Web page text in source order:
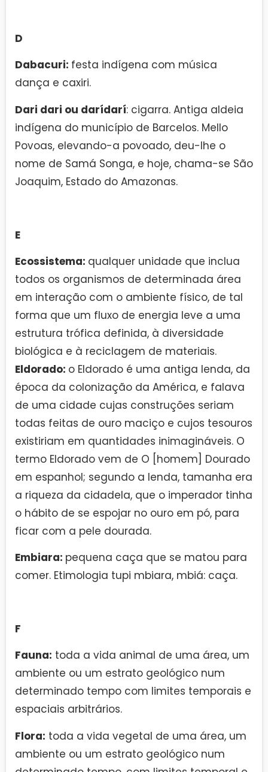
D
Dabacuri: festa indígena com música
dança e caxiri.
Dari dari ou darídarí: cigarra. Antiga aldeia
indígena do município de Barcelos. Mello
Povoas, elevando-a povoado, deu-lhe o
nome de Samá Songa, e hoje, chama-se São
Joaquim, Estado do Amazonas.
E
Ecossistema: qualquer unidade que inclua
todos os organismos de determinada área
em interação com o ambiente físico, de tal
forma que um fluxo de energia leve a uma
estrutura trófica definida, à diversidade
biológica e à reciclagem de materiais.
Eldorado: o Eldorado é uma antiga lenda, da
época da colonização da América, e falava
de uma cidade cujas construções seriam
todas feitas de ouro maciço e cujos tesouros
existiriam em quantidades inimagináveis. O
termo Eldorado vem de O [homem] Dourado
em espanhol; segundo a lenda, tamanha era
a riqueza da cidadela, que o imperador tinha
o hábito de se espojar no ouro em pó, para
ficar com a pele dourada.
Embiara: pequena caça que se matou para
comer. Etimologia tupi mbiara, mbiá: caça.
F
Fauna: toda a vida animal de uma área, um
ambiente ou um estrato geológico num
determinado tempo com limites temporais e
espaciais arbitrários.
Flora: toda a vida vegetal de uma área, um
ambiente ou um estrato geológico num